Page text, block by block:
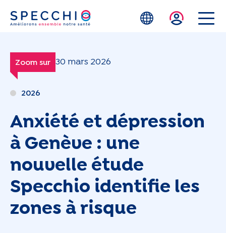
Skip to main content
Zoom sur 30 mars 2026
2026
Anxiété et dépression
à Genève : une
nouvelle étude
Specchio identifie les
zones à risque